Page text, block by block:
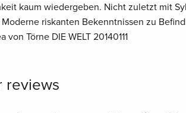
kaum wiedergeben. Nicht zuletzt mit
riskanten Bekenntnissen zu
von Törne DIE WELT 20140111
reviews